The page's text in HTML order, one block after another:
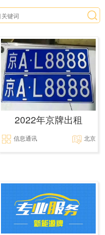
2022年京牌出租
信息通讯 北京